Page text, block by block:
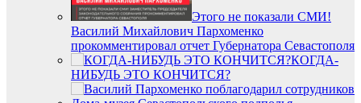
Этого не показали СМИ!
Василий Михайлович Пархоменко
прокомментировал отчет Губернатора Севастополя
КОГДА-
НИБУДЬ ЭТО КОНЧИТСЯ?